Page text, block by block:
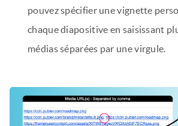
pouvez spécifier une vignette
chaque diapositive en saisissant
médias séparées par une virgule.